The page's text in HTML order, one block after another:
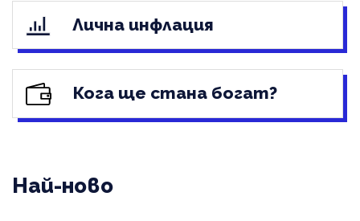
Лична инфлация
Кога ще стана богат?
Най-ново